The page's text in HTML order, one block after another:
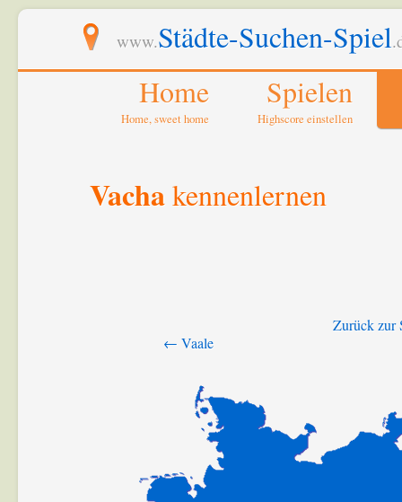
www.Städte-Suchen-Spiel
Home
Home, sweet home
Spielen
Highscore einstellen
Vachakennenlernen
← Vaale
Zurück zur